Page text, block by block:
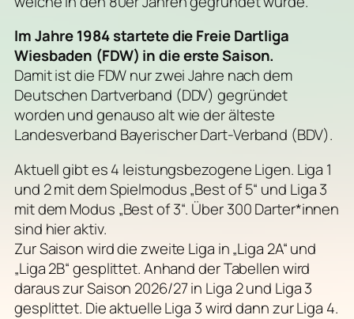
Im Jahre 1984 startete die Freie Dartliga
Wiesbaden (FDW) in die erste Saison.
Damit ist die FDW nur zwei Jahre nach dem
Deutschen Dartverband (DDV) gegründet
worden und genauso alt wie der älteste
Landesverband Bayerischer Dart-Verband (BDV).
Aktuell gibt es 4 leistungsbezogene Ligen. Liga 1
und 2 mit dem Spielmodus „Best of 5“ und Liga 3
mit dem Modus „Best of 3“. Über 300 Darter*innen
sind hier aktiv.
Zur Saison wird die zweite Liga in „Liga 2A“ und
„Liga 2B“ gesplittet. Anhand der Tabellen wird
daraus zur Saison 2026/27 in Liga 2 und Liga 3
gesplittet. Die aktuelle Liga 3 wird dann zur Liga 4.